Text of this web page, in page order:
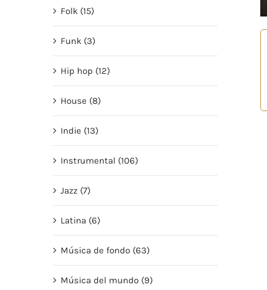
Folk (15)
Funk (3)
Hip hop (12)
House (8)
Indie (13)
Instrumental (106)
Jazz (7)
Latina (6)
Música de fondo (63)
Música del mundo (9)